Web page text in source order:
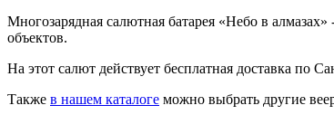
Многозарядная салютная батарея «Небо в
объектов.
На этот салют действует бесплатная доставка по
Также в нашем каталоге можно выбрать другие